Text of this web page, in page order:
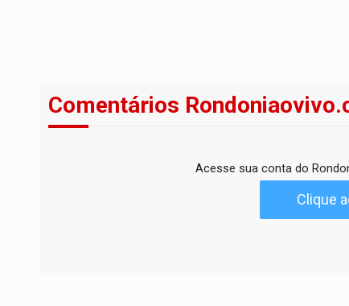
Comentários
Acesse sua conta do
Clique